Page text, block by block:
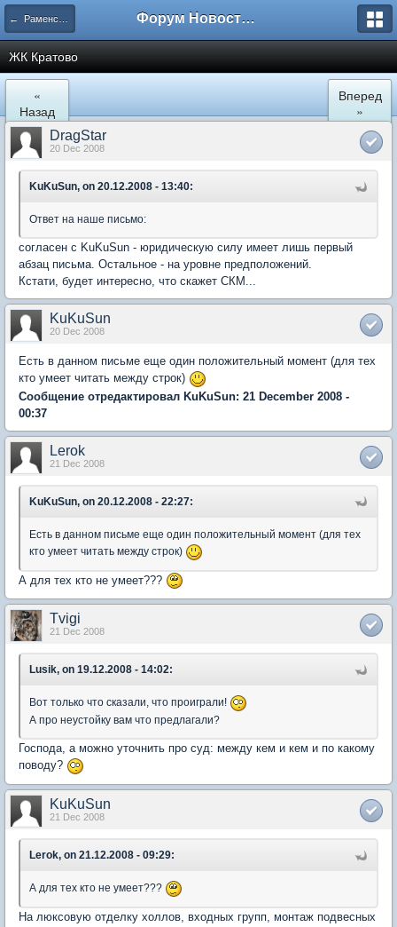
← Раменское Форум Новостройки
ЖК Кратово
«
Назад
Вперед
»
DragStar
20 Dec 2008
KuKuSun, on 20.12.2008 - 13:40:
Ответ на наше письмо:
согласен с KuKuSun - юридическую силу имеет лишь первый
абзац письма. Остальное - на уровне предположений.
Кстати, будет интересно, что скажет СКМ...
KuKuSun
20 Dec 2008
Есть в данном письме еще один положительный момент (для тех
кто умеет читать между строк)
Сообщение отредактировал KuKuSun: 21 December 2008 -
00:37
Lerok
21 Dec 2008
KuKuSun, on 20.12.2008 - 22:27:
Есть в данном письме еще один положительный момент (для тех
кто умеет читать между строк)
А для тех кто не умеет???
Tvigi
21 Dec 2008
Lusik, on 19.12.2008 - 14:02:
Вот только что сказали, что проиграли!
А про неустойку вам что предлагали?
Господа, а можно уточнить про суд: между кем и кем и по какому
поводу?
KuKuSun
21 Dec 2008
Lerok, on 21.12.2008 - 09:29:
А для тех кто не умеет???
На люксовую отделку холлов, входных групп, монтаж подвесных